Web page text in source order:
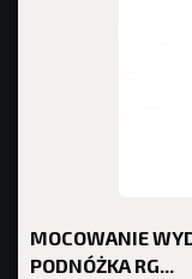
MOCOWANIE
PODNÓŻKA RG...